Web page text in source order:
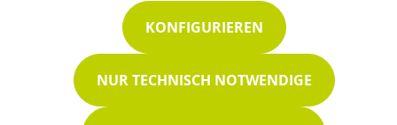
NUR TECHNISCH NOTWENDIGE
KONFIGURIEREN